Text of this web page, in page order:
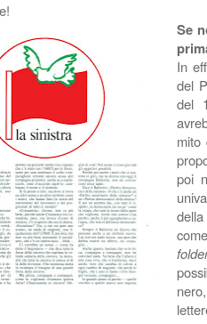
Se
In
del
del
mito
poi